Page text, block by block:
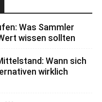
Was Sammler
wissen sollten
Wann sich
wirklich